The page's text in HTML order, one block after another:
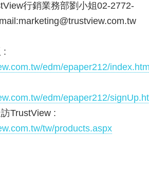
行銷業務部劉小姐02-2772-
:
edm/epaper212/
edm/epaper212/
TrustView :
tw/products.aspx